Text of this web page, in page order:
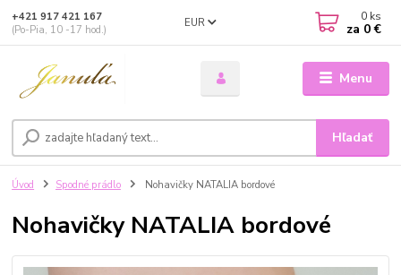
Menu
EUR
Hľadať
+421 917 421 167
(Po-Pia, 10 -17 hod.)
0 ks
za 0 €
Úvod Spodné prádlo Nohavičky NATALIA bordové
Nohavičky NATALIA bordové